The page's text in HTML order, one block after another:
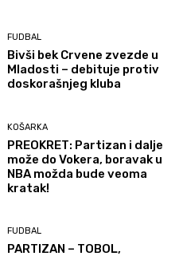
FUDBAL
Bivši bek Crvene zvezde u
Mladosti – debituje protiv
doskorašnjeg kluba
KOŠARKA
PREOKRET: Partizan i dalje
može do Vokera, boravak u
NBA možda bude veoma
kratak!
FUDBAL
PARTIZAN – TOBOL,